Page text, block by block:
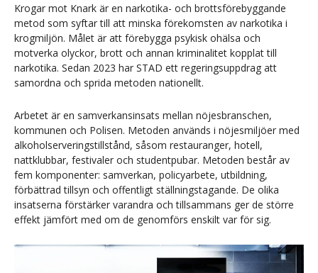
Krogar mot Knark är en narkotika- och brottsförebyggande
metod som syftar till att minska förekomsten av narkotika i
krogmiljön. Målet är att förebygga psykisk ohälsa och
motverka olyckor, brott och annan kriminalitet kopplat till
narkotika. Sedan 2023 har STAD ett regeringsuppdrag att
samordna och sprida metoden nationellt.
Arbetet är en samverkansinsats mellan nöjesbranschen,
kommunen och Polisen. Metoden används i nöjesmiljöer med
alkoholserveringstillstånd, såsom restauranger, hotell,
nattklubbar, festivaler och studentpubar. Metoden består av
fem komponenter: samverkan, policyarbete, utbildning,
förbättrad tillsyn och offentligt ställningstagande. De olika
insatserna förstärker varandra och tillsammans ger de större
effekt jämfört med om de genomförs enskilt var för sig.